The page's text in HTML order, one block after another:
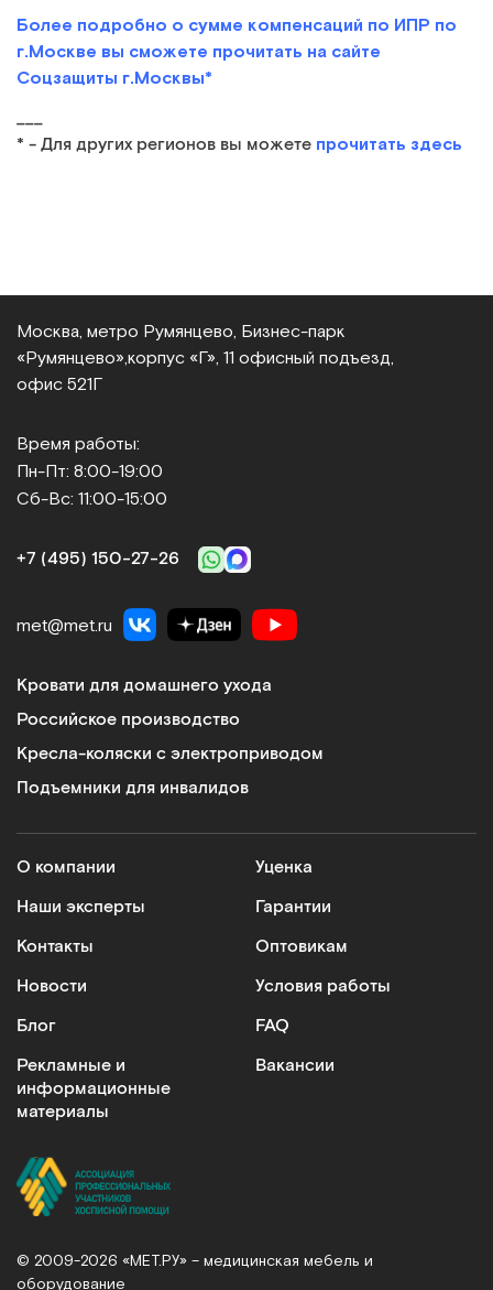
Более подробно о сумме компенсаций по ИПР по
г.Москве вы сможете прочитать на сайте
Соцзащиты г.Москвы*
___
* - Для других регионов вы можете прочитать здесь
Москва, метро Румянцево, Бизнес‑парк
«Румянцево», корпус «Г», 11 офисный подъезд,
офис 521Г
Время работы:
Пн-Пт: 8:00-19:00
Сб-Вс: 11:00-15:00
+7 (495) 150‑27‑26
met@met.ru
Кровати для домашнего ухода
Российское производство
Кресла-коляски с электроприводом
Подъемники для инвалидов
О компании
Наши эксперты
Контакты
Новости
Блог
Рекламные и
информационные
материалы
Уценка
Гарантии
Оптовикам
Условия работы
FAQ
Вакансии
© 2009-2026 «МЕТ.РУ» – медицинская мебель и
оборудование